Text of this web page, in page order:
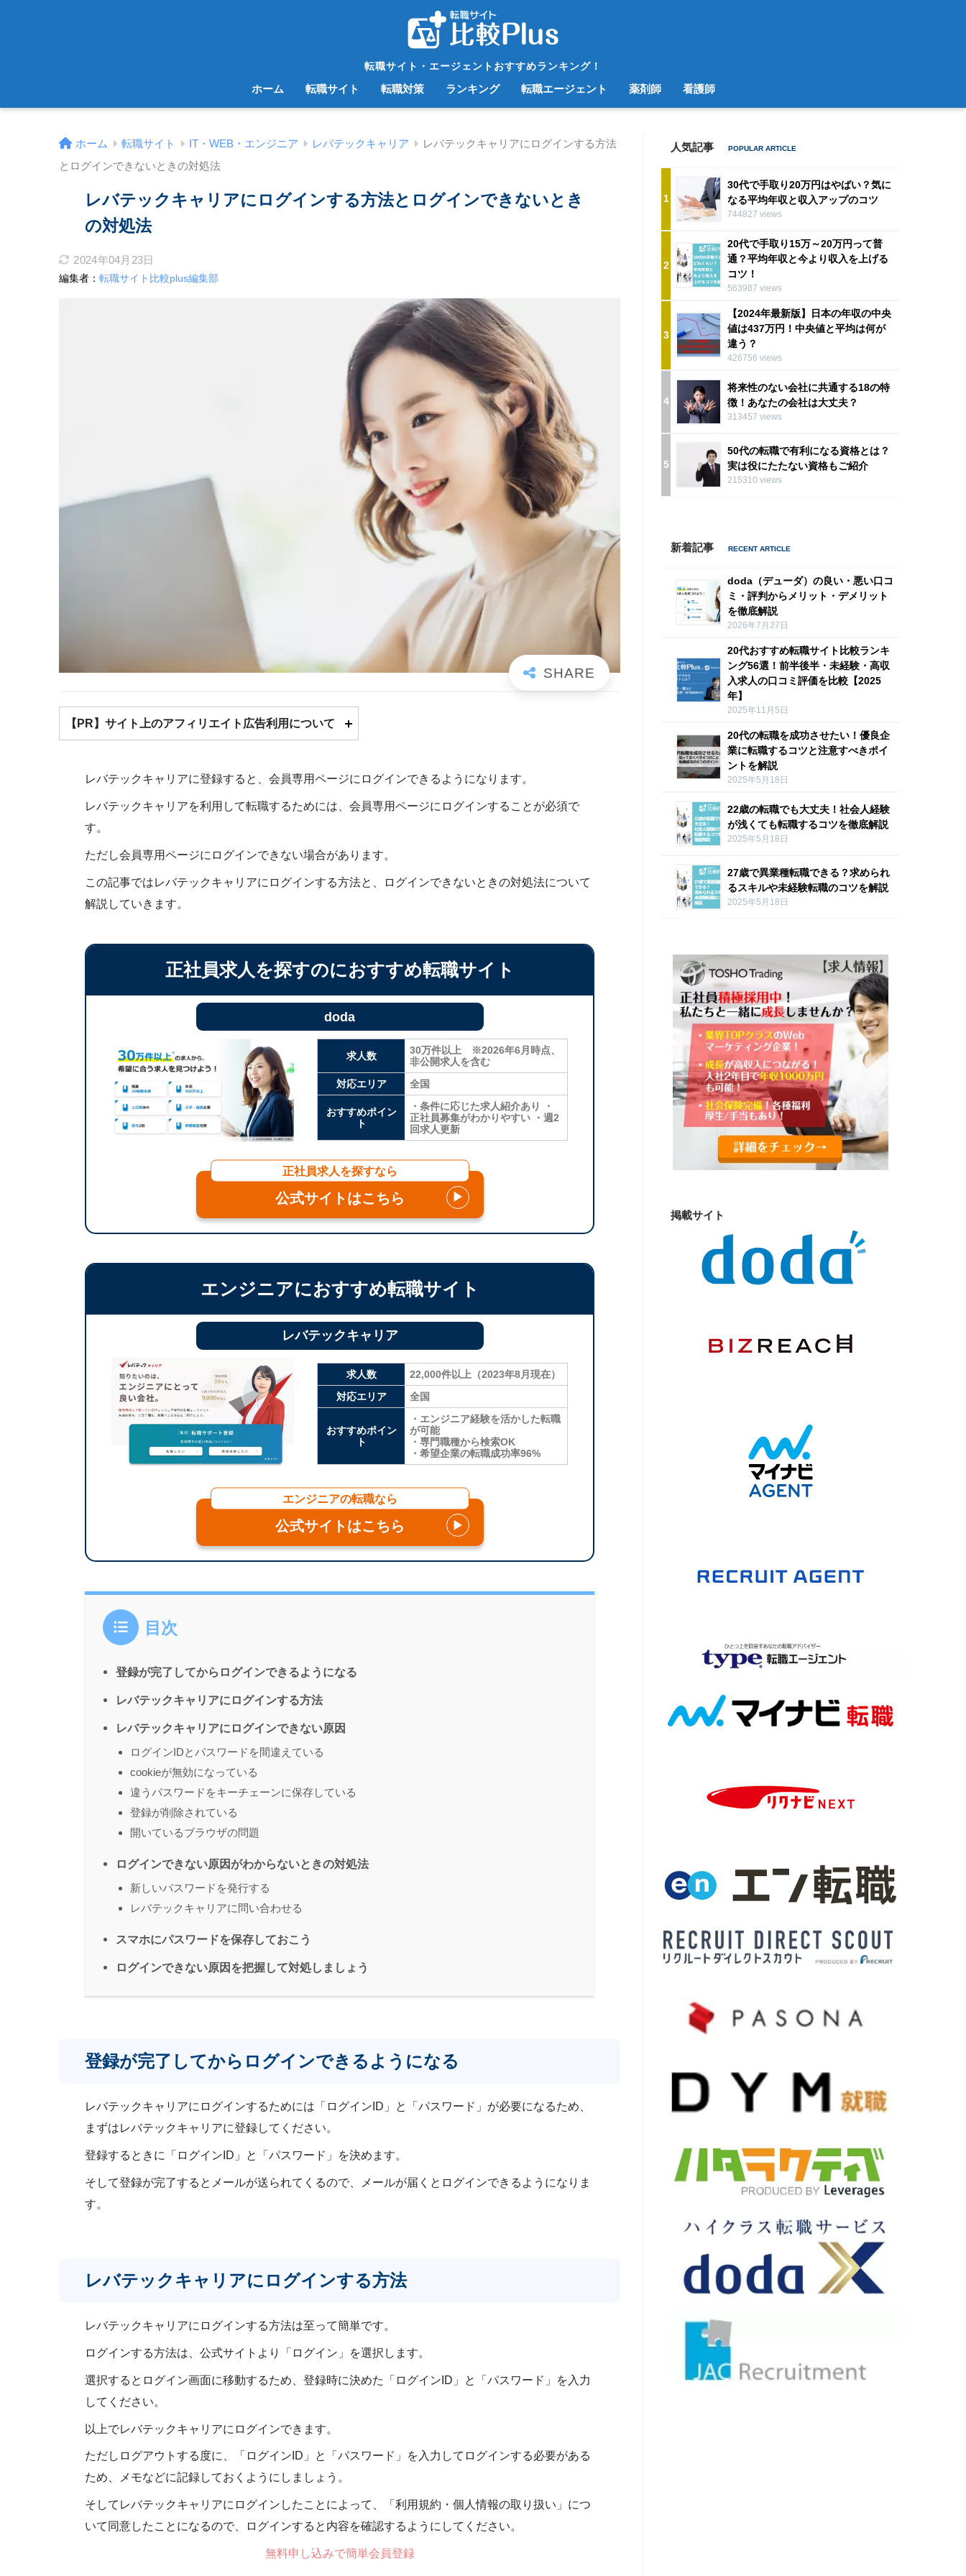
転職サイト・エージェントおすすめランキング！
ホーム 転職サイト 転職対策 ランキング 転職エージェント 薬剤師 看護師
ホーム 転職サイト IT・WEB・エンジニア レバテックキャリア
レバテックキャリアにログインする方法
とログインできないときの対処法
レバテックキャリアにログインする方法とログインできないとき
の対処法
2024年04月23日
編集者： 転職サイト比較plus編集部
【PR】サイト上のアフィリエイト広告利用について
レバテックキャリアに登録すると、会員専用ページにログインできるようになります。
レバテックキャリアを利用して転職するためには、会員専用ページにログインすることが必須で
す。
ただし会員専用ページにログインできない場合があります。
この記事ではレバテックキャリアにログインする方法と、ログインできないときの対処法について
解説していきます。
正社員求人を探すのにおすすめ転職サイト
doda
求人数
30万件以上 ※2026年6月時点、
非公開求人を含む
対応エリア
全国
おすすめポイン
ト
・条件に応じた求人紹介あり ・
正社員募集がわかりやすい ・週2
回求人更新
正社員求人を探すなら
公式サイトはこちら ▶
エンジニアにおすすめ転職サイト
レバテックキャリア
求人数
22,000件以上（2023年8月現在）
対応エリア
全国
おすすめポイン
ト
・エンジニア経験を活かした転職
が可能
・専門職種から検索OK
・希望企業の転職成功率96%
エンジニアの転職なら
公式サイトはこちら ▶
目次
登録が完了してからログインできるようになる
レバテックキャリアにログインする方法
レバテックキャリアにログインできない原因
ログインIDとパスワードを間違えている
cookieが無効になっている
違うパスワードをキーチェーンに保存している
登録が削除されている
開いているブラウザの問題
ログインできない原因がわからないときの対処法
新しいパスワードを発行する
レバテックキャリアに問い合わせる
スマホにパスワードを保存しておこう
ログインできない原因を把握して対処しましょう
登録が完了してからログインできるようになる
レバテックキャリアにログインするためには「ログインID」と「パスワード」が必要になるため、
まずはレバテックキャリアに登録してください。
登録するときに「ログインID」と「パスワード」を決めます。
そして登録が完了するとメールが送られてくるので、メールが届くとログインできるようになりま
す。
レバテックキャリアにログインする方法
レバテックキャリアにログインする方法は至って簡単です。
ログインする方法は、公式サイトより「ログイン」を選択します。
選択するとログイン画面に移動するため、登録時に決めた「ログインID」と「パスワード」を入力
してください。
以上でレバテックキャリアにログインできます。
ただしログアウトする度に、「ログインID」と「パスワード」を入力してログインする必要がある
ため、メモなどに記録しておくようにしましょう。
そしてレバテックキャリアにログインしたことによって、「利用規約・個人情報の取り扱い」につ
いて同意したことになるので、ログインすると内容を確認するようにしてください。
無料申し込みで簡単会員登録
人気記事
1
30代で手取り20万円はやばい？気に
なる平均年収と収入アップのコツ
744827 views
2
20代で手取り15万～20万円って普
通？平均年収と今より収入を上げる
コツ！
563987 views
3
【2024年最新版】日本の年収の中央
値は437万円！中央値と平均は何が
違う？
426756 views
4
将来性のない会社に共通する18の特
徴！あなたの会社は大丈夫？
313457 views
5
50代の転職で有利になる資格とは？
実は役にたたない資格もご紹介
215310 views
新着記事
doda（デューダ）の良い・悪い口コ
ミ・評判からメリット・デメリット
を徹底解説
2026年7月27日
20代おすすめ転職サイト比較ランキ
ング56選！前半後半・未経験・高収
入求人の口コミ評価を比較【2025
年】
2025年11月5日
20代の転職を成功させたい！優良企
業に転職するコツと注意すべきポイ
ントを解説
2025年5月18日
22歳の転職でも大丈夫！社会人経験
が浅くても転職するコツを徹底解説
2025年5月18日
27歳で異業種転職できる？求められ
るスキルや未経験転職のコツを解説
2025年5月18日
掲載サイト